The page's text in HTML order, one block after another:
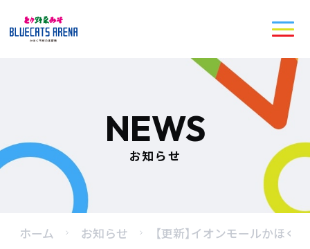
NEWS
お知らせ
ホーム お知らせ 【更新】イオンモールかほく